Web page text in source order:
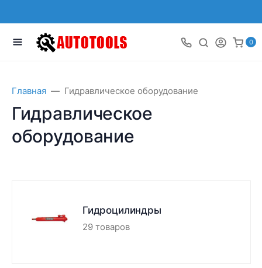
0
Главная Гидравлическое оборудование
Гидравлическое
оборудование
Гидроцилиндры
29 товаров